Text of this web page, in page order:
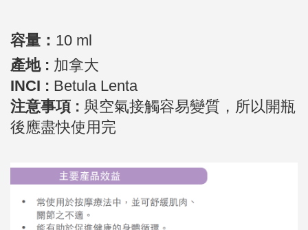
容量： 10 ml
產地 : 加拿大
INCI : Betula Lenta
注意事項 : 與空氣接觸容易變質，所以開瓶
後應盡快使用完